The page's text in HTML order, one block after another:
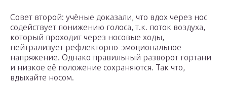
Совет второй: учёные доказали, что вдох через нос
содействует понижению голоса, т.к. поток воздуха,
который проходит через носовые ходы,
нейтрализует рефлекторно-эмоциональное
напряжение. Однако правильный разворот гортани
и низкое её положение сохраняются. Так что,
вдыхайте носом.